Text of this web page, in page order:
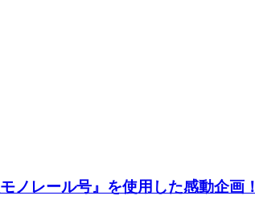
モノレール号』を使用した感動企画！